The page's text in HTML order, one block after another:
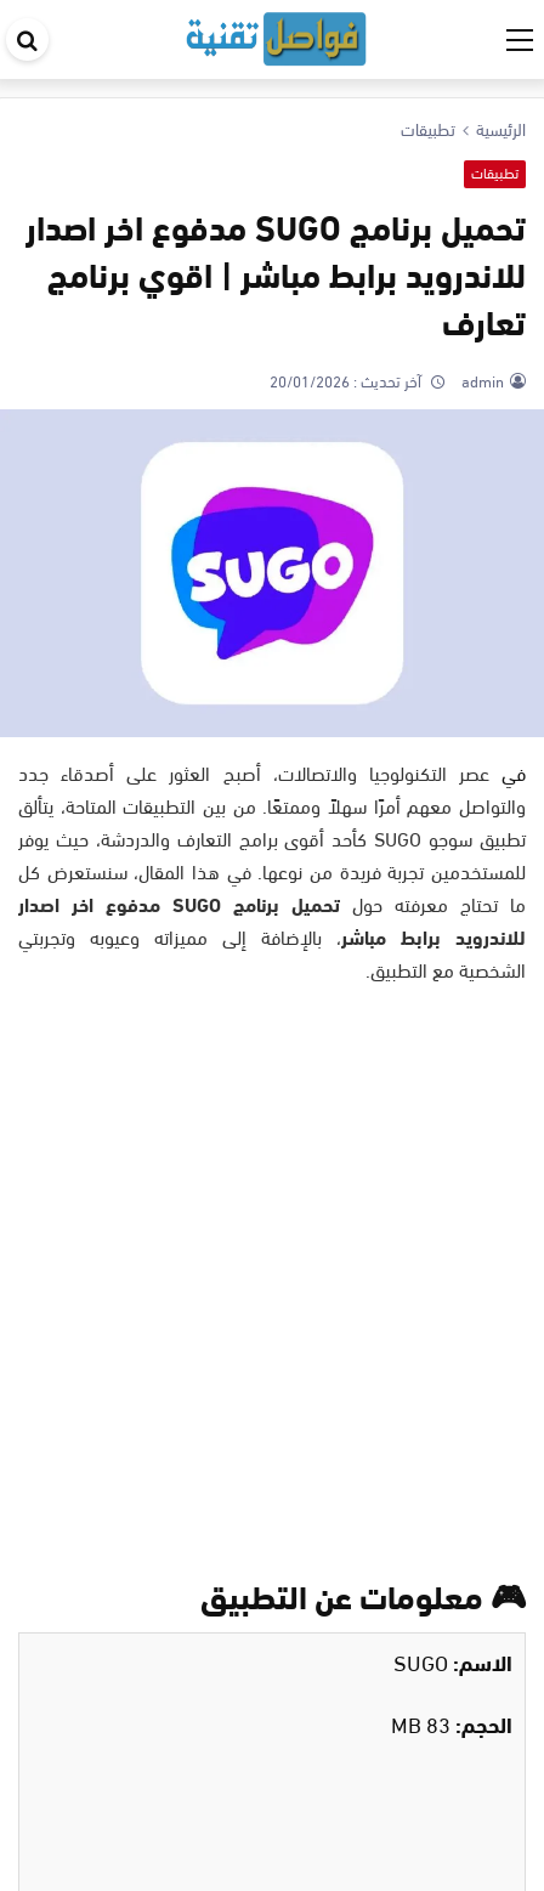
الرئيسية تطبيقات
تطبيقات
تحميل برنامج SUGO مدفوع اخر اصدار
للاندرويد برابط مباشر | اقوي برنامج
تعارف
admin آخر تحديث :20/01/2026
في عصر التكنولوجيا والاتصالات، أصبح العثور على أصدقاء جدد
والتواصل معهم أمرًا سهلاً وممتعًا. من بين التطبيقات المتاحة، يتألق
تطبيق سوجو SUGO كأحد أقوى برامج التعارف والدردشة، حيث يوفر
للمستخدمين تجربة فريدة من نوعها. في هذا المقال، سنستعرض كل
ما تحتاج معرفته حول
تحميل برنامج SUGO مدفوع اخر اصدار
للاندرويد برابط مباشر، بالإضافة إلى مميزاته وعيوبه وتجربتي
الشخصية مع التطبيق.
🎮 معلومات عن التطبيق
الاسم:
الحجم: